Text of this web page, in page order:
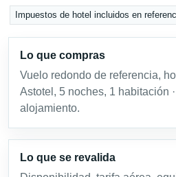
Impuestos de hotel incluidos en
Lo que compras
Vuelo redondo de referencia,
Astotel, 5 noches, 1 habitación
alojamiento.
Lo que se revalida